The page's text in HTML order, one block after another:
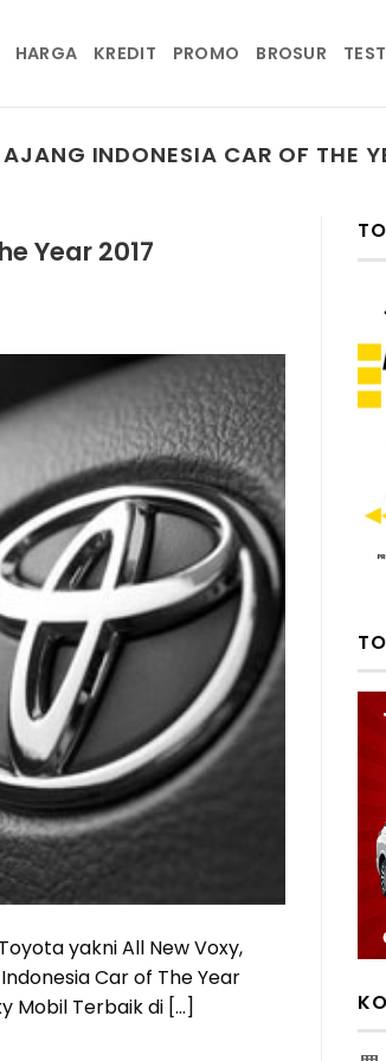
HARGA KREDIT PROMO BROSUR
INDONESIA CAR OF THE
Year 2017
yakni All New Voxy,
Car of The Year
Mobil Terbaik di […]